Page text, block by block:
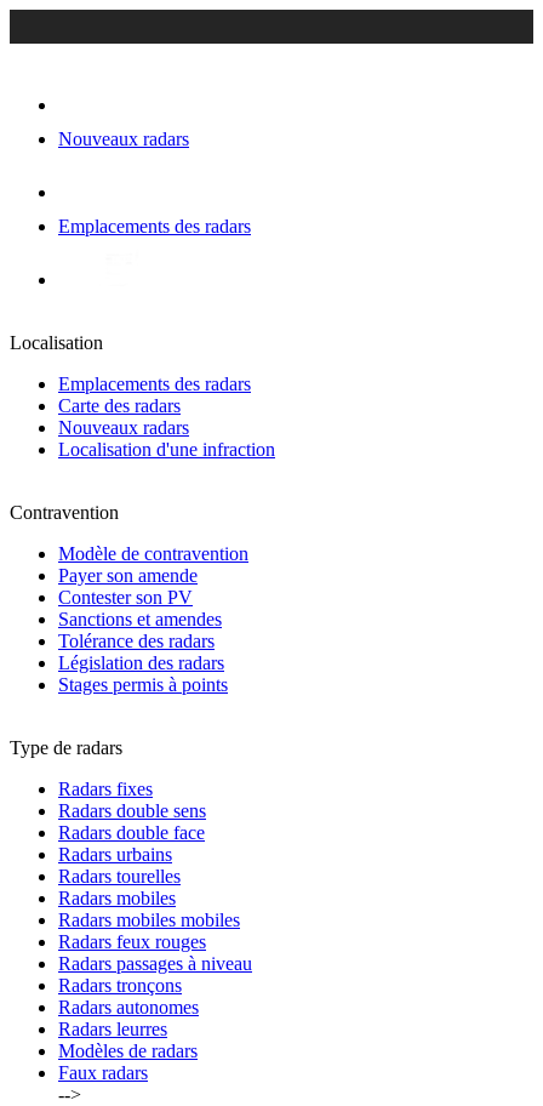
Nouveaux radars
Emplacements des radars
Localisation
Emplacements des radars
Carte des radars
Nouveaux radars
Localisation d'une infraction
Contravention
Modèle de contravention
Payer son amende
Contester son PV
Sanctions et amendes
Tolérance des radars
Législation des radars
Stages permis à points
Type de radars
Radars fixes
Radars double sens
Radars double face
Radars urbains
Radars tourelles
Radars mobiles
Radars mobiles mobiles
Radars feux rouges
Radars passages à niveau
Radars tronçons
Radars autonomes
Radars leurres
Modèles de radars
Faux radars
-->